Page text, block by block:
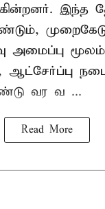
இந்த
அமைப்பு
வர வ ...
Read More